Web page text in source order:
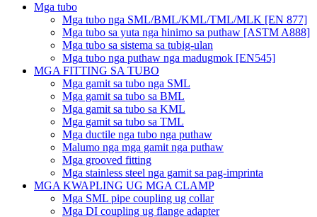
Mga tubo
Mga tubo nga SML/BML/KML/TML/MLK [EN 877]
Mga tubo sa yuta nga hinimo sa puthaw [ASTM A888]
Mga tubo sa sistema sa tubig-ulan
Mga tubo nga puthaw nga madugmok [EN545]
MGA FITTING SA TUBO
Mga gamit sa tubo nga SML
Mga gamit sa tubo sa BML
Mga gamit sa tubo sa KML
Mga gamit sa tubo sa TML
Mga ductile nga tubo nga puthaw
Malumo nga mga gamit nga puthaw
Mga grooved fitting
Mga stainless steel nga gamit sa pag-imprinta
MGA KWAPLING UG MGA CLAMP
Mga SML pipe coupling ug collar
Mga DI coupling ug flange adapter